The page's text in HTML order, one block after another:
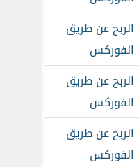
الربح عن طريق
الفوركس
الربح عن طريق
الفوركس
الربح عن طريق
الفوركس